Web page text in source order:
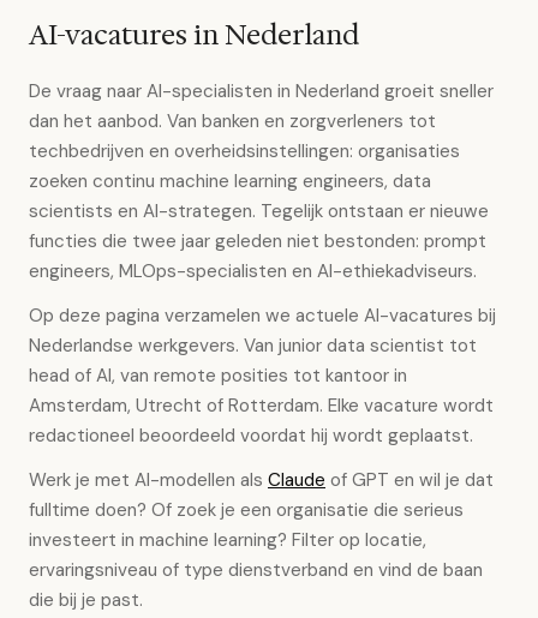
AI-vacatures in Nederland
De vraag naar AI-specialisten in Nederland groeit sneller
dan het aanbod. Van banken en zorgverleners tot
techbedrijven en overheidsinstellingen: organisaties
zoeken continu machine learning engineers, data
scientists en AI-strategen. Tegelijk ontstaan er nieuwe
functies die twee jaar geleden niet bestonden: prompt
engineers, MLOps-specialisten en AI-ethiekadviseurs.
Op deze pagina verzamelen we actuele AI-vacatures bij
Nederlandse werkgevers. Van junior data scientist tot
head of AI, van remote posities tot kantoor in
Amsterdam, Utrecht of Rotterdam. Elke vacature wordt
redactioneel beoordeeld voordat hij wordt geplaatst.
Werk je met AI-modellen als Claude of GPT en wil je dat
fulltime doen? Of zoek je een organisatie die serieus
investeert in machine learning? Filter op locatie,
ervaringsniveau of type dienstverband en vind de baan
die bij je past.